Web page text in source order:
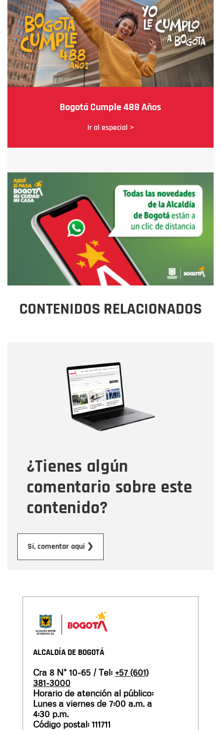
Bogotá Cumple 488 Años
Ir al especial >
CONTENIDOS RELACIONADOS
¿Tienes algún
comentario sobre este
contenido?
Sí, comentar aquí ❯
Correo electrónico
Tipo de comentario
Mensaje
ALCALDÍA DE BOGOTÁ
Cra 8 N° 10-65 / Tel: +57 (601)
381-3000
Horario de atención al público:
Lunes a viernes de 7:00 a.m. a
4:30 p.m.
Código postal: 111711